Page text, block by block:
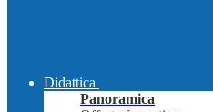
Didattica
Panoramica